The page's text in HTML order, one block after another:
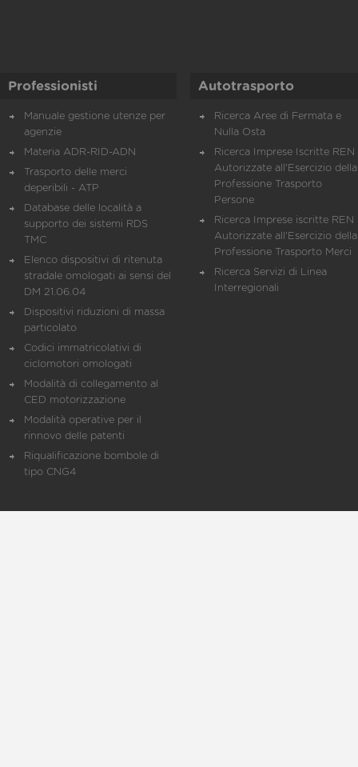
Professionisti
Manuale gestione utenze per
agenzie
Materia ADR-RID-ADN
Trasporto delle merci
deperibili - ATP
Database delle località a
supporto dei sistemi RDS
TMC
Elenco dispositivi di ritenuta
stradale omologati ai sensi del
DM 21.06.04
Dispositivi riduzioni di massa
particolato
Codici immatricolativi di
ciclomotori omologati
Modalità di collegamento al
CED motorizzazione
Modalità operative per il
rinnovo delle patenti
Riqualificazione bombole di
tipo CNG4
Autotrasporto
Ricerca Aree di Fermata e
Nulla Osta
Ricerca Imprese Iscritte REN
Autorizzate all'Esercizio della
Professione Trasporto
Persone
Ricerca Imprese iscritte REN
Autorizzate all'Esercizio della
Professione Trasporto Merci
Ricerca Servizi di Linea
Interregionali